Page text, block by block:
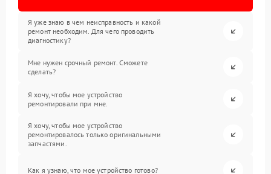
Я уже знаю в чем неисправность и какой
ремонт необходим. Для чего проводить
диагностику?
Мне нужен срочный ремонт. Сможете
сделать?
Я хочу, чтобы мое устройство
ремонтировали при мне.
Я хочу, чтобы мое устройство
ремонтировалось только оригинальными
запчастями.
Как я узнаю, что мое устройство готово?